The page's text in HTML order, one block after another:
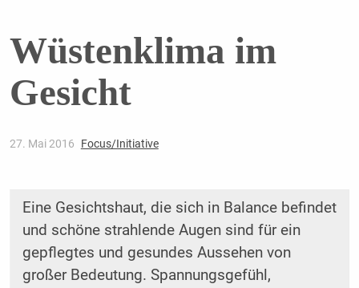
Wüstenklima im
Gesicht
27. Mai 2016 Focus/Initiative
Eine Gesichtshaut, die sich in Balance befindet
und schöne strahlende Augen sind für ein
gepflegtes und gesundes Aussehen von
großer Bedeutung. Spannungsgefühl,